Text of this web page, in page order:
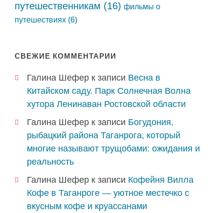
путешественникам (16) фильмы о
путешествиях (6)
СВЕЖИЕ КОММЕНТАРИИ
Галина Шефер к записи Весна в
Китайском саду. Парк Солнечная Волна
хутора Ленинаван Ростовской области
Галина Шефер к записи Богудония,
рыбацкий района Таганрога, который
многие называют трущобами: ожидания и
реальность
Галина Шефер к записи Кофейня Вилла
Кофе в Таганроге — уютное местечко с
вкусным кофе и круассанами